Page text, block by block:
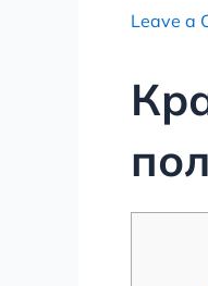
Leave a